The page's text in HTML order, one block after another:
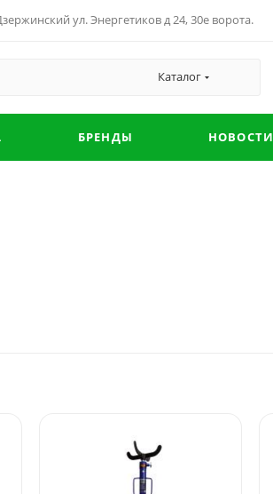
ул. Энергетиков д 24, 30е ворота.
Каталог
БРЕНДЫ НОВОСТИ